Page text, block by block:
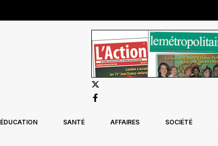
ÉDUCATION SANTÉ AFFAIRES SOCIÉTÉ